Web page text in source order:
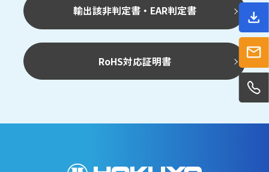
輸出該非判定書・EAR判定書
RoHS対応証明書